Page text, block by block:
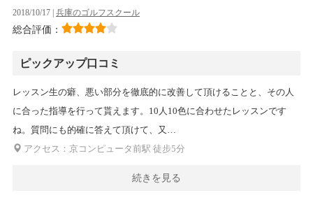
2018/10/17 | 兵庫のゴルフスクール
総合評価：
ピックアップ口コミ
レッスン生の癖、悪い部分を徹底的に改善して頂けることと、その人
に合った指導を行って貰えます。10人10色に合わせたレッスンです
ね。質問にも的確に答えて頂けて、又…
アクセス：京コンピュータ前駅 徒步5分
続きを見る